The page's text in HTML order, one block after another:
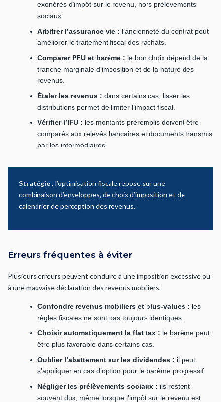
exonérés d’impôt sur le revenu, hors prélèvements
sociaux.
Arbitrer l’assurance vie : l’ancienneté du contrat peut
améliorer le traitement fiscal des rachats.
Comparer PFU et barème : le bon choix dépend de la
tranche marginale d’imposition et de la nature des
revenus.
Étaler les revenus : dans certains cas, lisser les
distributions permet de limiter l’impact fiscal.
Vérifier l’IFU : les montants préremplis doivent être
comparés aux relevés bancaires et documents transmis
par les intermédiaires.
Stratégie : l’optimisation fiscale repose sur une
combinaison d’enveloppes, de choix d’imposition et de
calendrier de perception des revenus.
Erreurs fréquentes à éviter
Plusieurs erreurs peuvent conduire à une imposition excessive ou
à une mauvaise déclaration des revenus mobiliers.
Confondre revenus mobiliers et plus-values : les
règles fiscales ne sont pas toujours identiques.
Choisir automatiquement la flat tax : le barème peut
être plus favorable dans certains cas.
Oublier l’abattement sur les dividendes : il peut
s’appliquer en cas d’option pour le barème progressif.
Négliger les prélèvements sociaux : ils restent
souvent dus, même lorsque l’impôt sur le revenu est